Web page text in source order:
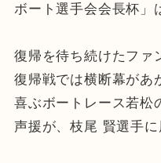
ボート選手会会長杯」
復帰を待ち続けたファ
復帰戦では横断幕があ
喜ぶボートレース若松
声援が、枝尾 賢選手に